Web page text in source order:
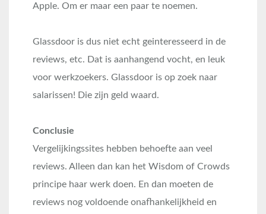
Apple. Om er maar een paar te noemen.
Glassdoor is dus niet echt geinteresseerd in de
reviews, etc. Dat is aanhangend vocht, en leuk
voor werkzoekers. Glassdoor is op zoek naar
salarissen! Die zijn geld waard.
Conclusie
Vergelijkingssites hebben behoefte aan veel
reviews. Alleen dan kan het Wisdom of Crowds
principe haar werk doen. En dan moeten de
reviews nog voldoende onafhankelijkheid en